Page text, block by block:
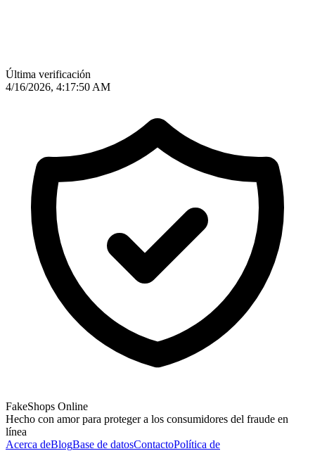
Última verificación
4/16/2026, 4:17:50 AM
FakeShops Online
Hecho con amor para proteger a los consumidores del fraude en
línea
Acerca deBlogBase de datosContactoPolítica de